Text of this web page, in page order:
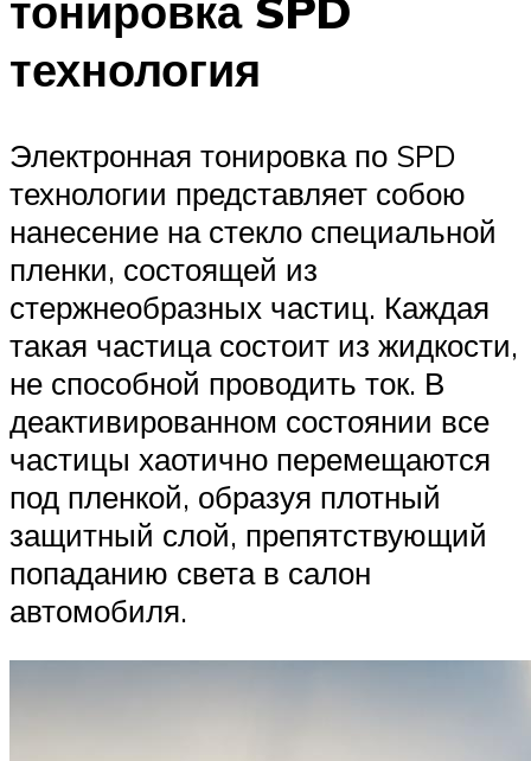
технология
Электронная тонировка по SPD
технологии представляет собою
нанесение на стекло специальной
пленки, состоящей из
стержнеобразных частиц. Каждая
такая частица состоит из жидкости,
не способной проводить ток. В
деактивированном состоянии все
частицы хаотично перемещаются
под пленкой, образуя плотный
защитный слой, препятствующий
попаданию света в салон
автомобиля.